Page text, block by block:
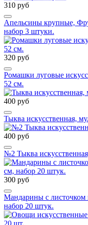
310 руб
Апельсины крупные,
набор 3 штуки.
320 руб
Ромашки луговые
52 см.
400 руб
Тыква искусственная,
400 руб
№2 Тыква
300 руб
Мандарины с листочком
набор 20 штук.